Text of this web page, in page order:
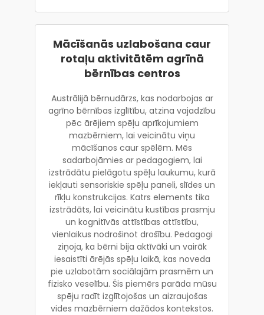
Mācīšanās uzlabošana caur
rotaļu aktivitātēm agrīnā
bērnības centros
Austrālijā bērnudārzs, kas nodarbojas ar
agrīno bērnības izglītību, atzina vajadzību
pēc ārējiem spēļu aprīkojumiem
mazbērniem, lai veicinātu viņu
mācīšanos caur spēlēm. Mēs
sadarbojāmies ar pedagogiem, lai
izstrādātu pielāgotu spēļu laukumu, kurā
iekļauti sensoriskie spēļu paneli, slīdes un
rīkļu konstrukcijas. Katrs elements tika
izstrādāts, lai veicinātu kustības prasmju
un kognitīvās attīstības attīstību,
vienlaikus nodrošinot drošību. Pedagogi
ziņoja, ka bērni bija aktīvāki un vairāk
iesaistīti ārējās spēļu laikā, kas noveda
pie uzlabotām sociālajām prasmēm un
fizisko veselību. Šis piemērs parāda mūsu
spēju radīt izglītojošas un aizraujošas
vides mazbērniem dažādos kontekstos.